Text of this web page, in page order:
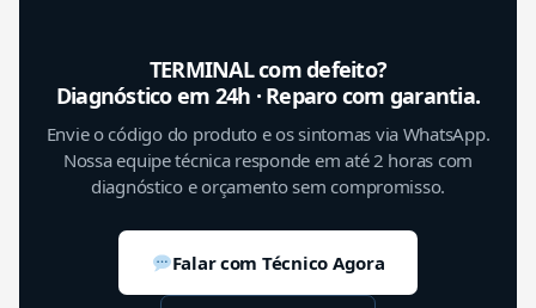
TERMINAL com defeito?
Diagnóstico em 24h · Reparo com garantia.
Envie o código do produto e os sintomas via WhatsApp.
Nossa equipe técnica responde em até 2 horas com
diagnóstico e orçamento sem compromisso.
Falar com Técnico Agora